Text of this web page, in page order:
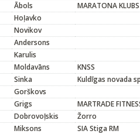
Ābols
MARATONA KLUBS
Hoļavko
Novikov
Andersons
Karulis
Moldavāns
KNSS
Sinka
Kuldīgas novada
Gorškovs
Grigs
MARTRADE
Dobrovoļskis
Žorro
Miksons
SIA Stiga RM